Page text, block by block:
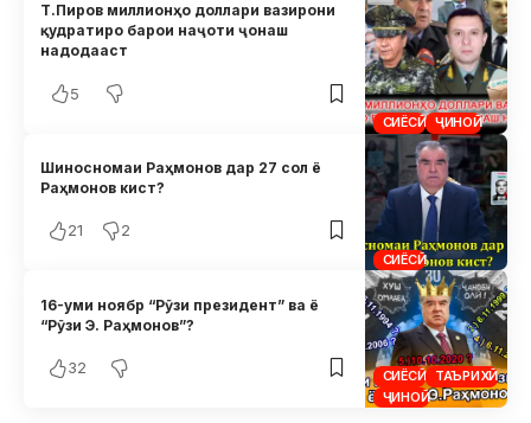
СИЁСӢ ҶИНОӢ
Т.Пиров миллионҳо доллари вазирони
қудратиро барои наҷоти ҷонаш
надодааст
5
СИЁСӢ
Шиносномаи Раҳмонов дар 27 сол ё
Раҳмонов кист?
21 2
СИЁСӢ
ТАЪРИХӢ
ҶИНОӢ
16-уми ноябр “Рӯзи президент” ва ё
“Рӯзи Э. Раҳмонов”?
32